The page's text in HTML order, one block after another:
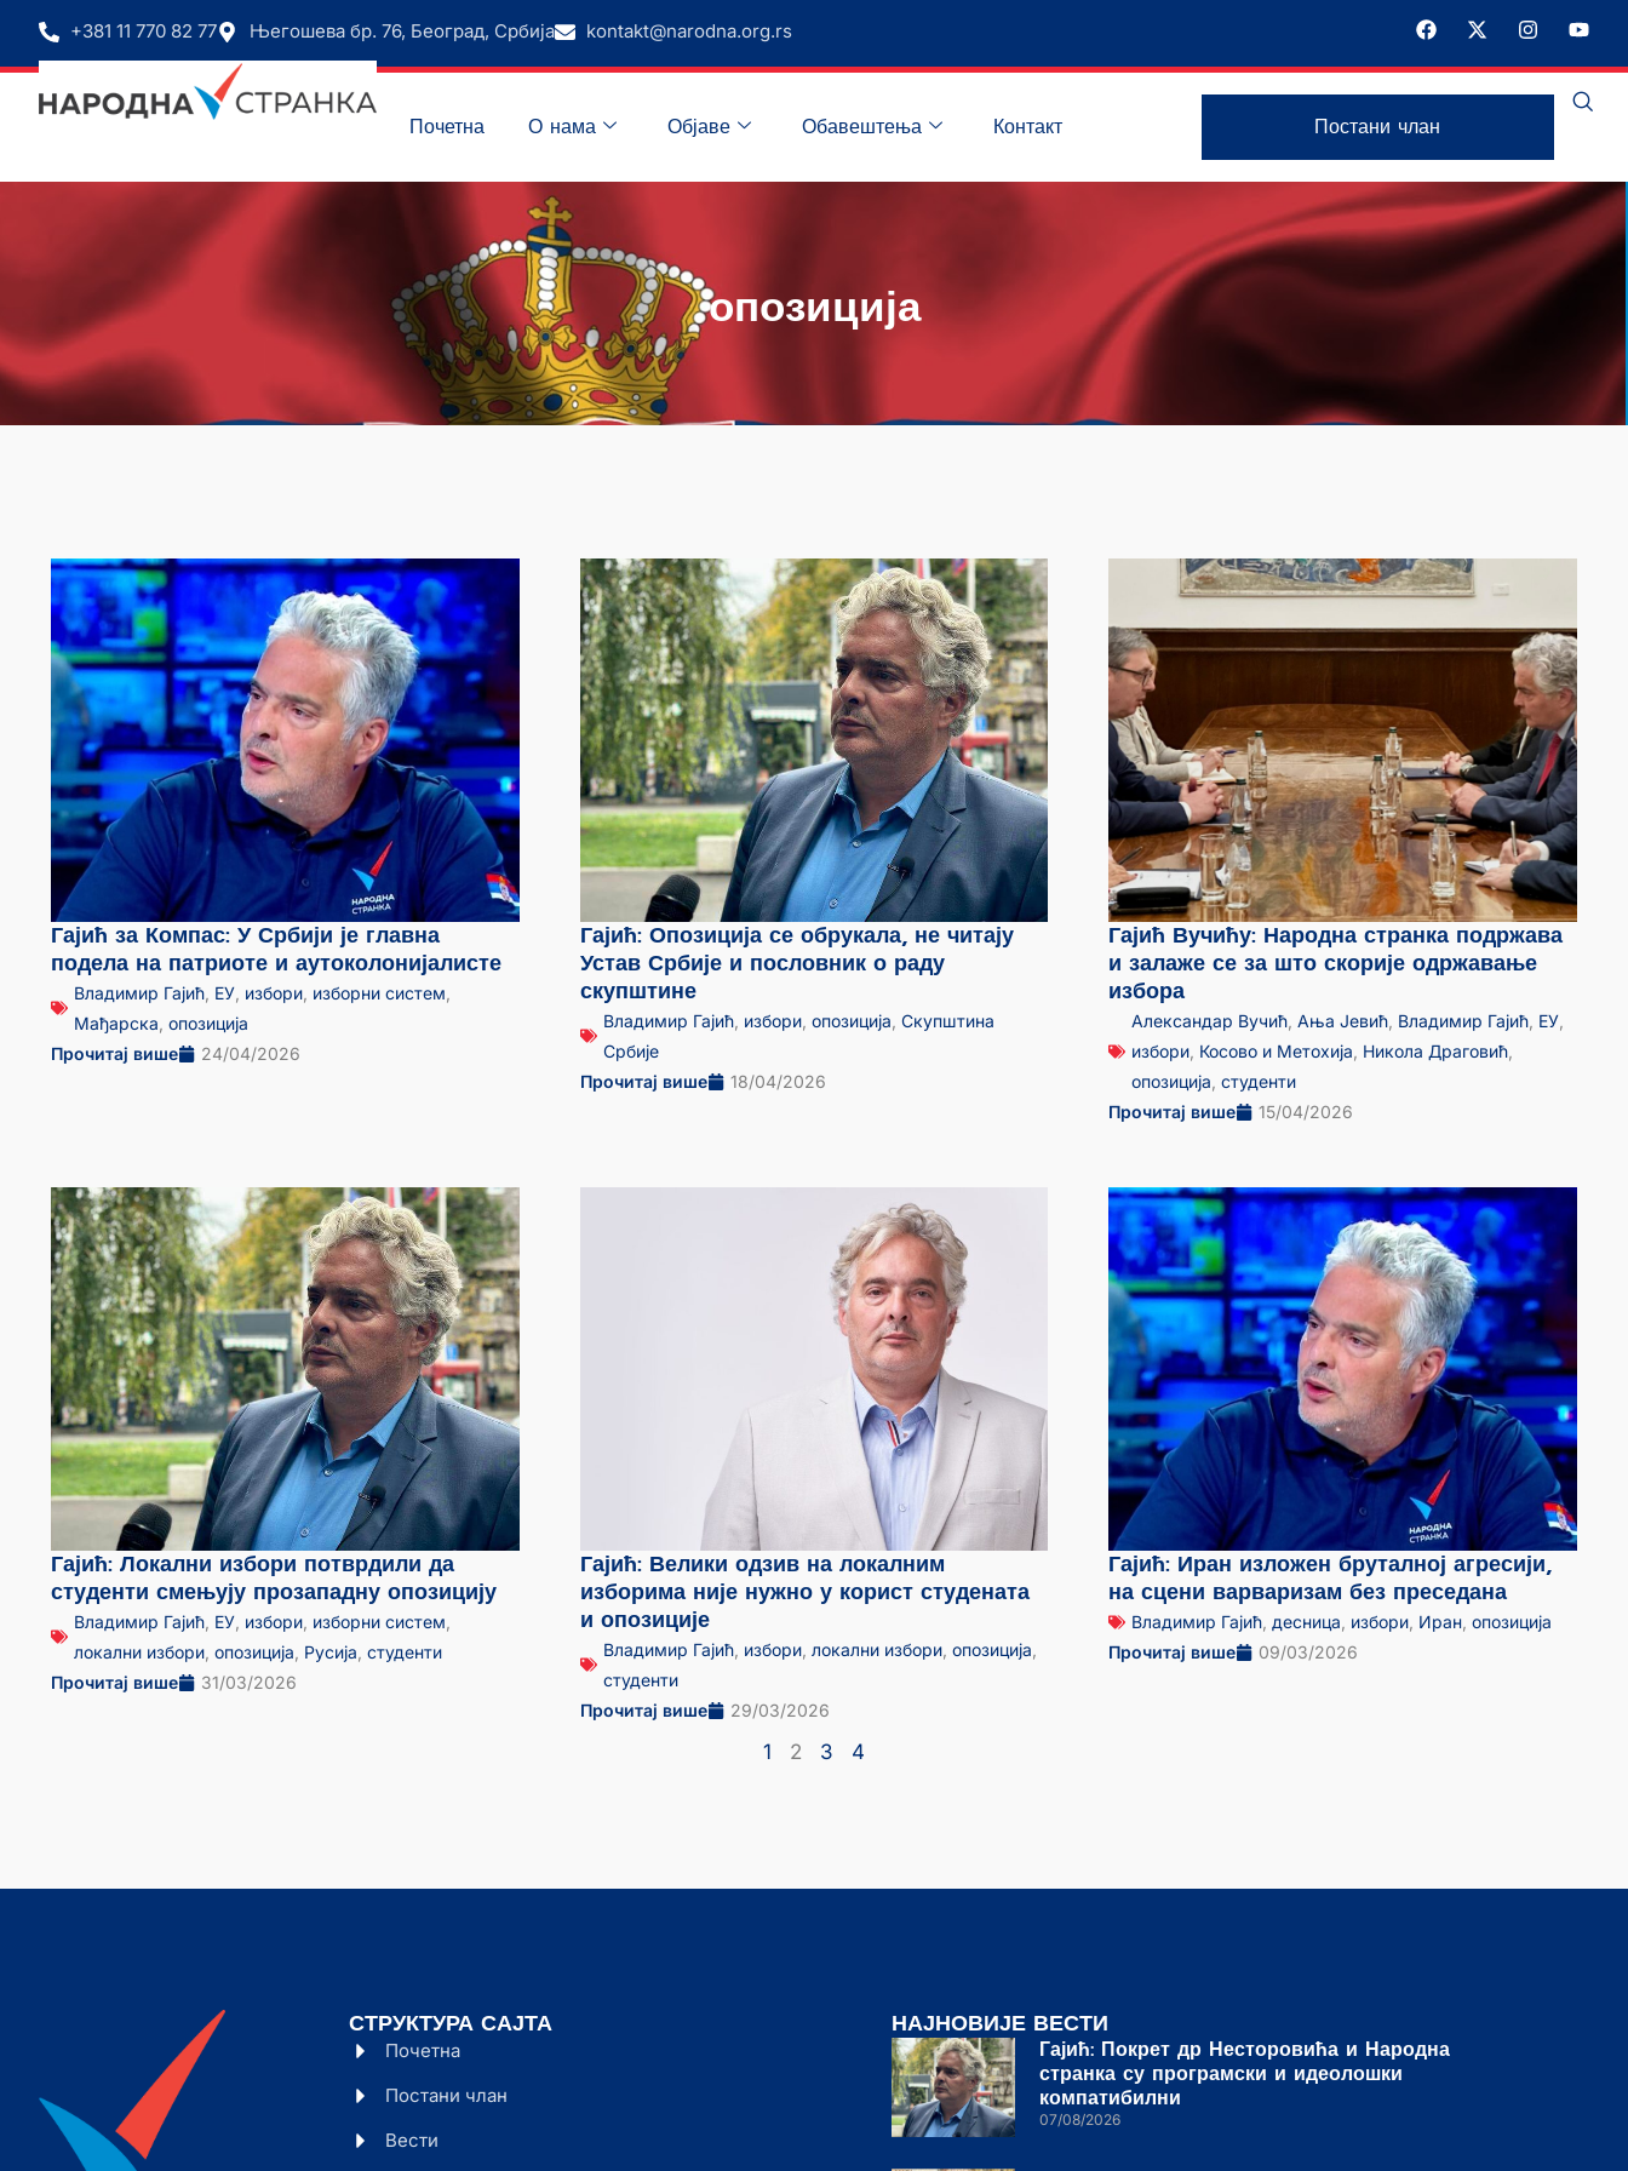
+381 11 770 82 77 Његошева бр. 76, Београд, Србија kontakt@narodna.org.rs
Почетна О нама Објаве Обавештења Контакт Постани члан
опозиција
Гајић за Компас: У Србији је главна
подела на патриоте и аутоколонијалисте
Владимир Гајић ЕУ избори изборни систем
Мађарска опозиција
Прочитај више
24/04/2026
Гајић: Опозиција се обрукала, не читају
Устав Србије и пословник о раду
скупштине
Владимир Гајић, избори, опозиција Скупштина
Србије
Прочитај више
18/04/2026
Гајић Вучићу: Народна странка подржава
и залаже се за што скорије одржавање
избора
Александар Вучић ,Ања Јевић Владимир Гајић ЕУ
избори Косово и Метохија Никола Драговић
опозиција ,студенти
Прочитај више
15/04/2026
Гајић: Локални избори потврдили да
студенти смењују прозападну опозицију
Владимир Гајић ЕУ избори изборни систем
локални избори опозиција Русија студенти
Прочитај више
31/03/2026
Гајић: Велики одзив на локалним
изборима није нужно у корист студената
и опозиције
Владимир Гајић, избори, локални избори, опозиција
студенти
Прочитај више
29/03/2026
Гајић: Иран изложен бруталној агресији,
на сцени варваризам без преседана
Владимир Гајић ,десница избори Иран ,опозиција
Прочитај више
09/03/2026
1 2 3 4
СТРУКТУРА САЈТА
Почетна
Постани члан
Вести
НАЈНОВИЈЕ ВЕСТИ
Гајић: Покрет др Несторовића и Народна
странка су програмски и идеолошки
компатибилни
07/08/2026